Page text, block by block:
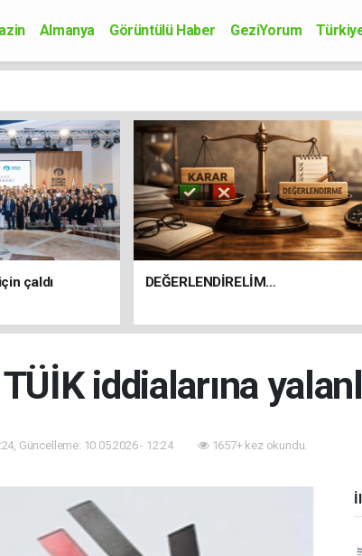
Almanya Görüntülü Haber GeziYorum
çaldı DEĞERLENDİRELİM…
iddialarına
Güncelleme: 10.05.2026 - 12:24 1657+ kez okundu.